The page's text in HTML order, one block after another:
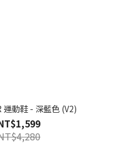
運動鞋 - 深藍色 (V2)